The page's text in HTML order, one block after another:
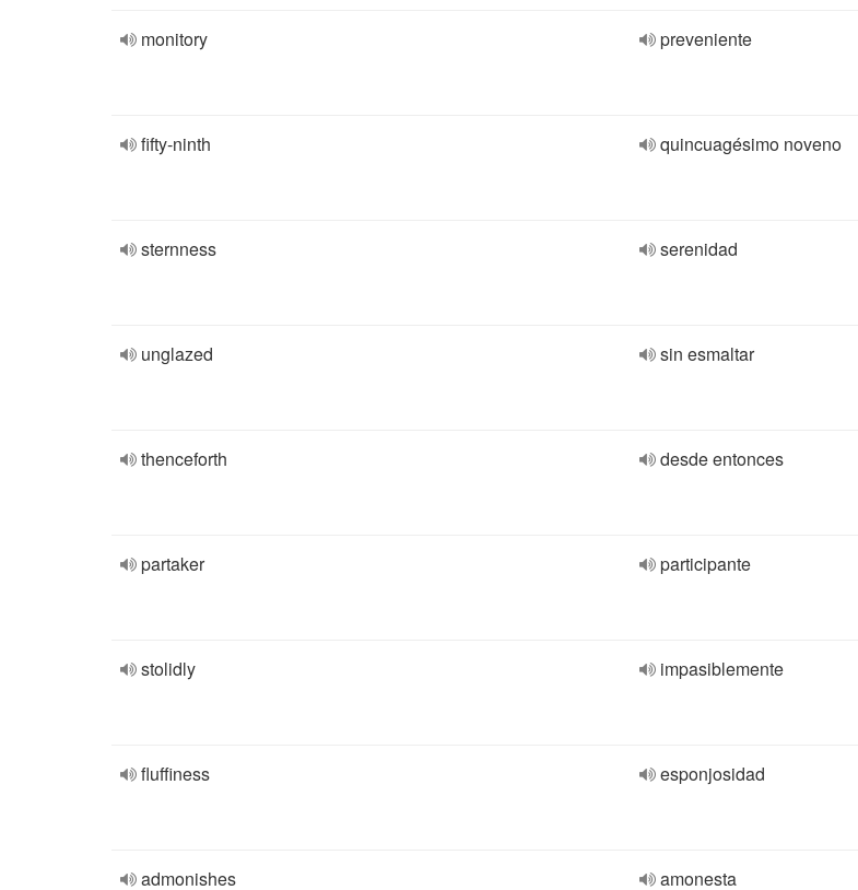
monitory preveniente
fifty-ninth quincuagésimo noveno
sternness serenidad
unglazed sin esmaltar
thenceforth desde entonces
partaker participante
stolidly impasiblemente
fluffiness esponjosidad
admonishes amonesta